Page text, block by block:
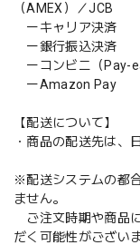
（AMEX）／JCB
ーキャリア決済
ー銀行振込決済
ーコンビニ（Pay-
ーAmazon Pay
【配送について】
・商品の配送先は、
※配送システムの都
ません。
ご注文時期や商品
だく可能性がございま